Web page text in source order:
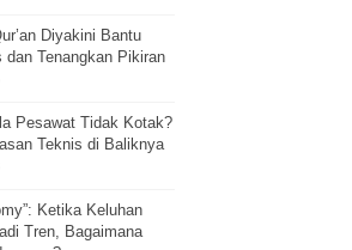
Diyakini Bantu
dan Tenangkan Pikiran
Pesawat Tidak Kotak?
Teknis di Baliknya
Ketika Keluhan
Tren, Bagaimana